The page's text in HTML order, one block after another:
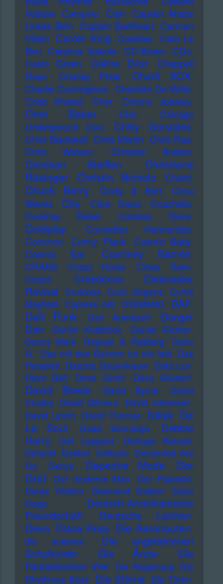
Voltaire Campino Can
Captain Ahabs
Linkes Bein Captain Beefheart Carmen
Villain Carole King Cassiber Cate Le
Bon
Caterina Valente CD-Boxen
CDs
Ceelo Green
Celine Dion
Chappell
Roan
Charley Pride Charli XCX
Charlie Cunningham Charlotte De Witte
Cheb Khaled
Cher Cherno Jobatey
Chet Baker Chic
Chicago
Underground Duo
Chilly Gonzales
Chris Blackwell Chris Martin Chris Rea
Chris Watson
Christian Anders
Christian Steiffen
Christiane
Rösinger
Christin Nichols Christl
Chuck Berry Cindy & Bert
Circa
Waves
City Clive Davis
Coachella
Cockney Rebel
Cocteau Twins
Coldplay
Comedian Harmonists
Common
Conny Plank
Cosmic Baby
Cosmic Ear
Courtney Barnett
CRASS Crazy Horse Crazy Town
Cream
Creedence Clearwater
Revival
Crutches Curd Jürgens Curtis
Mayfield Cypress Hill D3SM6ND DAF
Daft Punk Dan Auerbach
Danger
Dan
Daniel Küblböck
Daniel Richter
Danny Mark
Dapayk & Padberg
Dario
G. Das mit den Blumen tut mir leid Das
Paradies Dascha Dauenhauer Data Luv
Dave Ball
Dave Grohl Dave Stewart
David Bowie David Byrne
David
Crosby David Gilmour David Johansen
David Lynch David Thomas Dälek De
La Soul
Dead Kennedys
Debbie
Harry
Def Leppard
Defrage Reload
Defunkt Dekker Delfonic Demented Are
Go
Denyo Depeche Mode
Der
Graf
Der moderne Man
Der Popolski
Derya Yildirim
Desmond Dekker
Deso
Dogg
Deutsch-Amerikanische
Freundschaft
Deutsche Laichen
Devo Diana Ross Die Aeronauten
die anderen
Die angefahrenen
Schulkinder
Die Ärzte
Die
Fantastischen Vier Die Regierung Die
Rhythmus Boys Die Sterne Die Türen